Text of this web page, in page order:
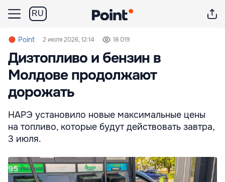
RU
Point 2 июля 2026, 12:14 18 019
Дизтопливо и бензин в
Молдове продолжают
дорожать
НАРЭ установило новые максимальные цены
на топливо, которые будут действовать завтра,
3 июля.